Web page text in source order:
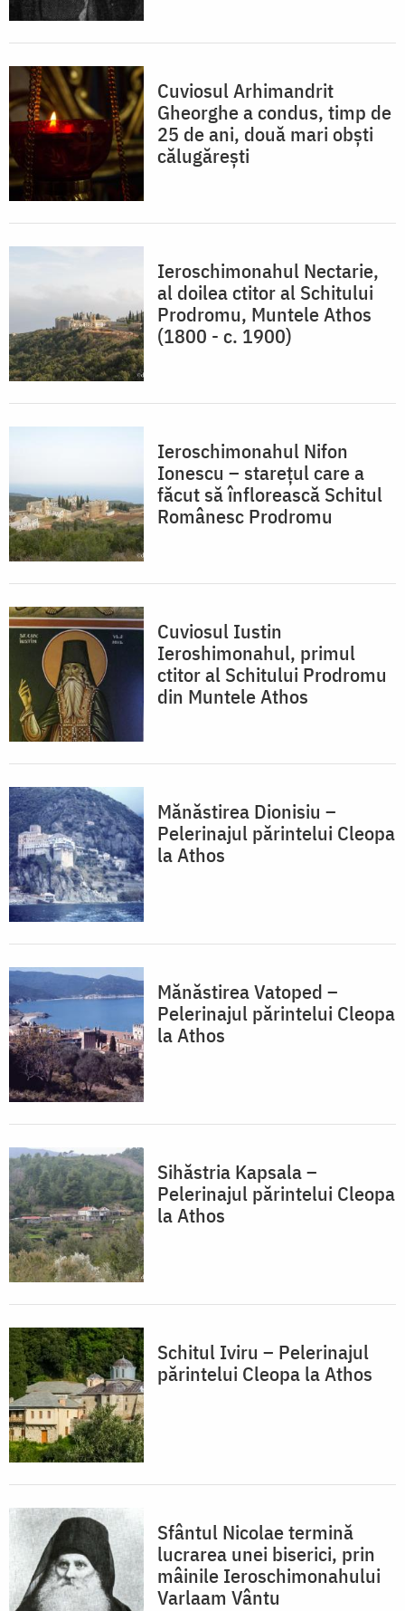
Cuviosul Arhimandrit
Gheorghe a condus, timp de
25 de ani, două mari obști
călugărești
Ieroschimonahul Nectarie,
al doilea ctitor al Schitului
Prodromu, Muntele Athos
(1800 - c. 1900)
Ieroschimonahul Nifon
Ionescu – starețul care a
făcut să înflorească Schitul
Românesc Prodromu
Cuviosul Iustin
Ieroshimonahul, primul
ctitor al Schitului Prodromu
din Muntele Athos
Mănăstirea Dionisiu –
Pelerinajul părintelui Cleopa
la Athos
Mănăstirea Vatoped –
Pelerinajul părintelui Cleopa
la Athos
Sihăstria Kapsala –
Pelerinajul părintelui Cleopa
la Athos
Schitul Iviru – Pelerinajul
părintelui Cleopa la Athos
Sfântul Nicolae termină
lucrarea unei biserici, prin
mâinile Ieroschimonahului
Varlaam Vântu